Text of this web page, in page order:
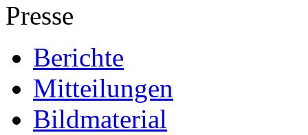
Presse
Berichte
Mitteilungen
Bildmaterial